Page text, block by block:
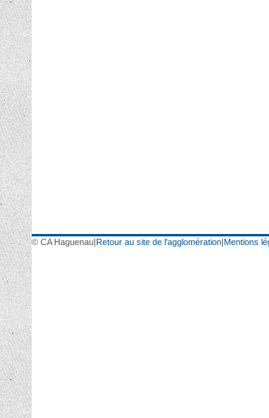
© CA Haguenau|Retour au site de l'agglomération|Mentions